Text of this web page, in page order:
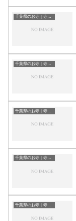
千葉県のお寺｜寺院一覧
千葉県のお寺｜寺院一覧
千葉県のお寺｜寺院一覧
千葉県のお寺｜寺院一覧
千葉県のお寺｜寺院一覧